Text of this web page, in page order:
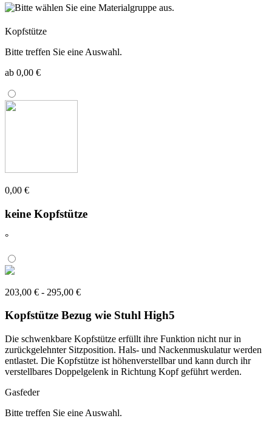
Kopfstütze
Bitte treffen Sie eine Auswahl.
ab 0,00 €
0,00 €
keine Kopfstütze
°
203,00 € - 295,00 €
Kopfstütze Bezug wie Stuhl High5
Die schwenkbare Kopfstütze erfüllt ihre Funktion nicht nur in
zurückgelehnter Sitzposition. Hals- und Nackenmuskulatur werden
entlastet. Die Kopfstütze ist höhenverstellbar und kann durch ihr
verstellbares Doppelgelenk in Richtung Kopf geführt werden.
Gasfeder
Bitte treffen Sie eine Auswahl.